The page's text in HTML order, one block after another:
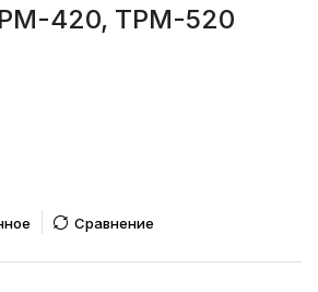
420, ТРМ-520
Сравнение